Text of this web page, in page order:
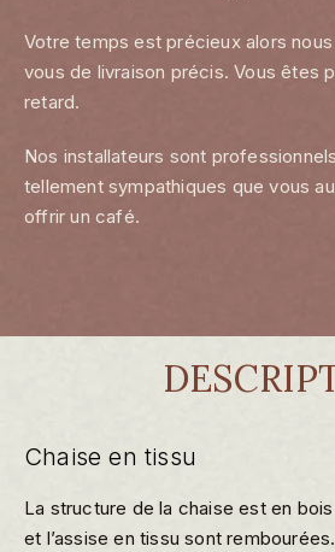
Votre temps est précieux alors
vous de livraison précis. Vous êtes
retard.
Nos installateurs sont
tellement sympathiques que vous
offrir un café.
Chaise en tissu
La structure de la chaise est en
et l’assise en tissu sont rembourées.